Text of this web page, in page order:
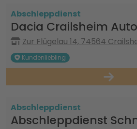
Abschleppdienst
Dacia Crailsheim
Zur Flügelau 14, 74564
Kundenliebling
Abschleppdienst
Abschleppdienst